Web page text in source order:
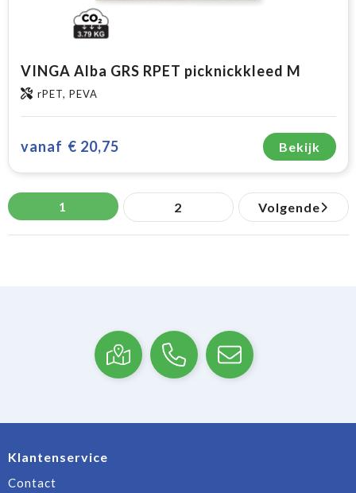
VINGA Alba GRS RPET picknickkleed M
rPET, PEVA
vanaf € 20,75 Bekijk
1 2 Volgende
Klantenservice
Contact